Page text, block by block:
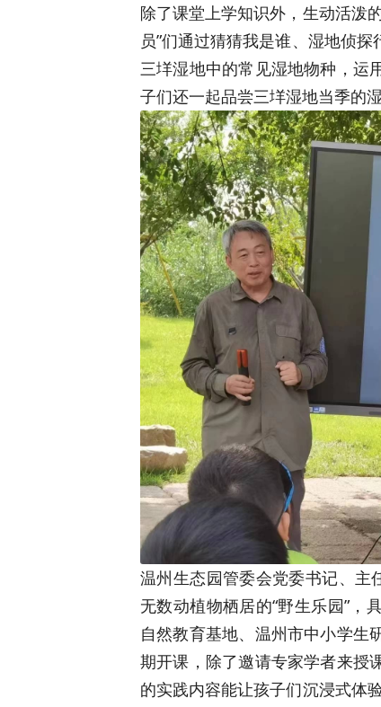
除了课堂上学知识外，生动活泼
员”们通过猜猜我是谁、湿地侦
三垟湿地中的常见湿地物种，运
子们还一起品尝三垟湿地当季的
温州生态园管委会党委书记、主
无数动植物栖居的“野生乐园”，
自然教育基地、温州市中小学生
期开课，除了邀请专家学者来授
的实践内容能让孩子们沉浸式体